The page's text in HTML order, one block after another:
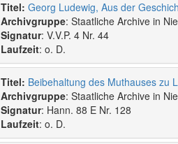
Titel:
Archivgruppe: Staatliche Archive in
Signatur: V.V.P. 4 Nr. 44
Laufzeit: o. D.
Titel:
Archivgruppe: Staatliche Archive in
Signatur: Hann. 88 E Nr. 128
Laufzeit: o. D.